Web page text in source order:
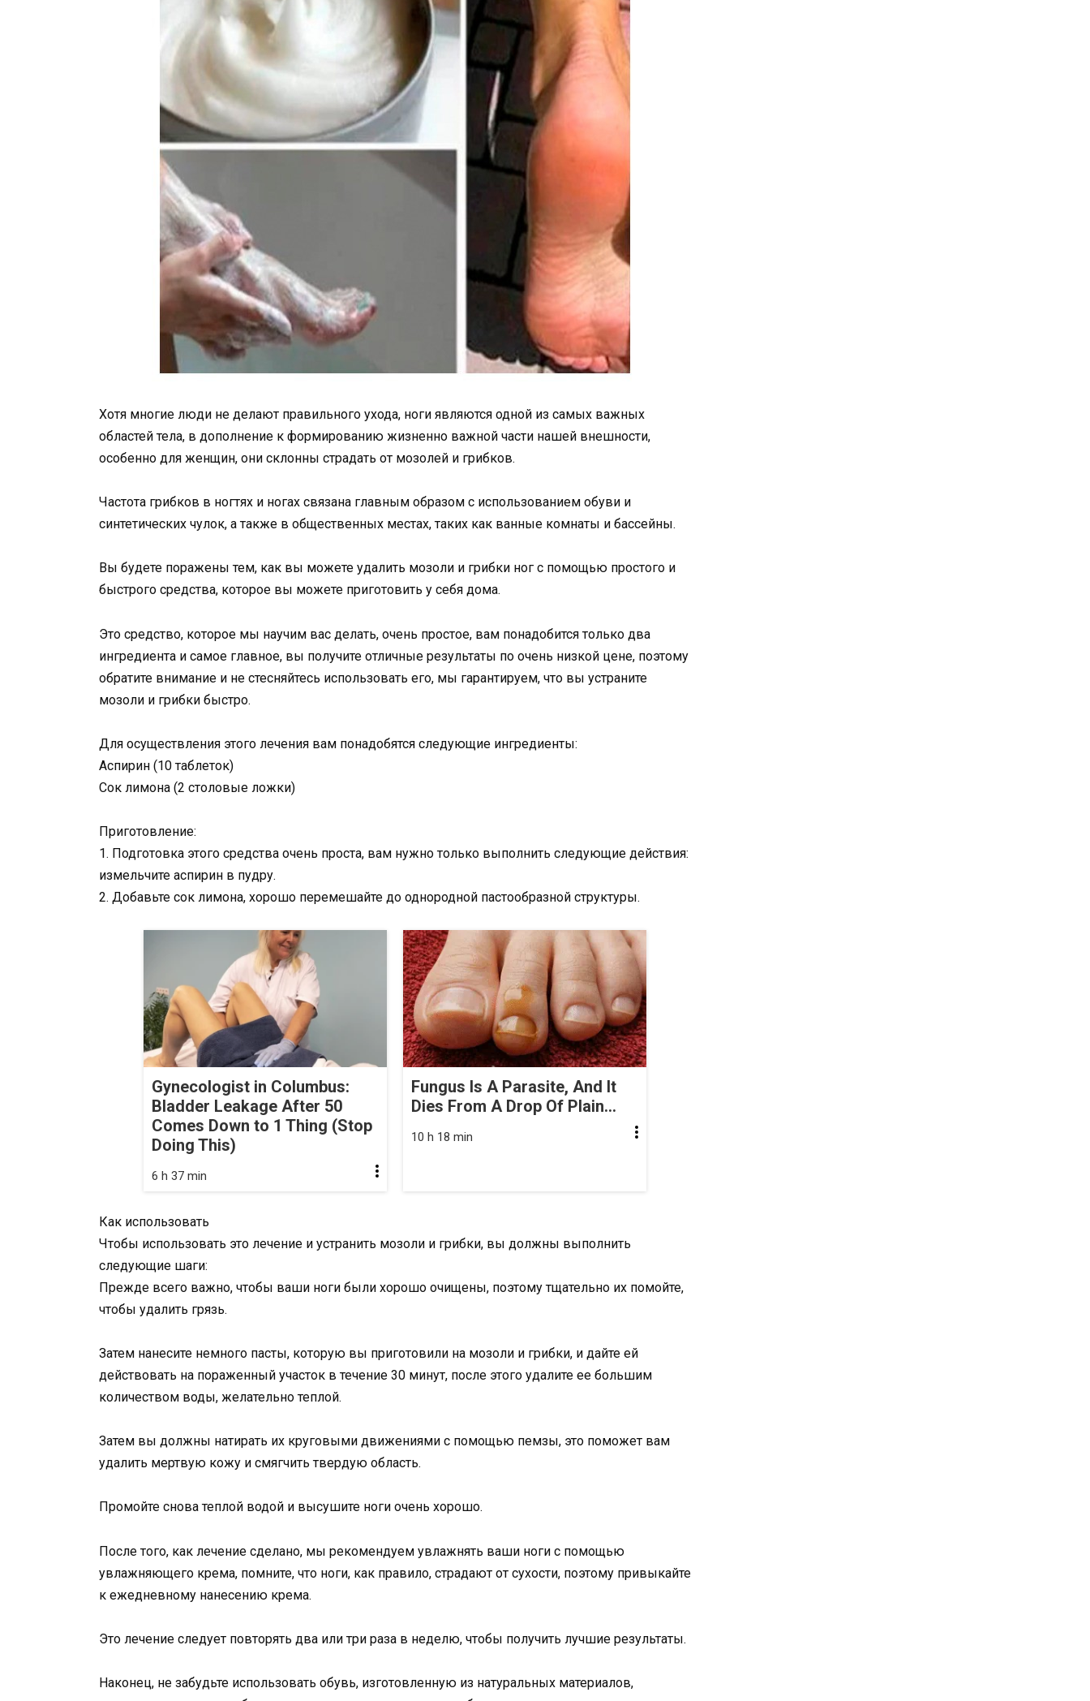
Хотя многие люди не делают правильного ухода, ноги являются одной из самых важных
областей тела, в дополнение к формированию жизненно важной части нашей внешности,
особенно для женщин, они склонны страдать от мозолей и грибков.
Частота грибков в ногтях и ногах связана главным образом с использованием обуви и
синтетических чулок, а также в общественных местах, таких как ванные комнаты и бассейны.
Вы будете поражены тем, как вы можете удалить мозоли и грибки ног с помощью простого и
быстрого средства, которое вы можете приготовить у себя дома.
Это средство, которое мы научим вас делать, очень простое, вам понадобится только два
ингредиента и самое главное, вы получите отличные результаты по очень низкой цене, поэтому
обратите внимание и не стесняйтесь использовать его, мы гарантируем, что вы устраните
мозоли и грибки быстро.
Для осуществления этого лечения вам понадобятся следующие ингредиенты:
Аспирин (10 таблеток)
Сок лимона (2 столовые ложки)
Приготовление:
1. Подготовка этого средства очень проста, вам нужно только выполнить следующие действия:
измельчите аспирин в пудру.
2. Добавьте сок лимона, хорошо перемешайте до однородной пастообразной структуры.
Gynecologist in Columbus:
Bladder Leakage After 50
Comes Down to 1 Thing (Stop
Doing This)
6 h 37 min
Fungus Is A Parasite, And It
Dies From A Drop Of Plain...
10 h 18 min
Как использовать
Чтобы использовать это лечение и устранить мозоли и грибки, вы должны выполнить
следующие шаги:
Прежде всего важно, чтобы ваши ноги были хорошо очищены, поэтому тщательно их помойте,
чтобы удалить грязь.
Затем нанесите немного пасты, которую вы приготовили на мозоли и грибки, и дайте ей
действовать на пораженный участок в течение 30 минут, после этого удалите ее большим
количеством воды, желательно теплой.
Затем вы должны натирать их круговыми движениями с помощью пемзы, это поможет вам
удалить мертвую кожу и смягчить твердую область.
Промойте снова теплой водой и высушите ноги очень хорошо.
После того, как лечение сделано, мы рекомендуем увлажнять ваши ноги с помощью
увлажняющего крема, помните, что ноги, как правило, страдают от сухости, поэтому привыкайте
к ежедневному нанесению крема.
Это лечение следует повторять два или три раза в неделю, чтобы получить лучшие результаты.
Наконец, не забудьте использовать обувь, изготовленную из натуральных материалов,